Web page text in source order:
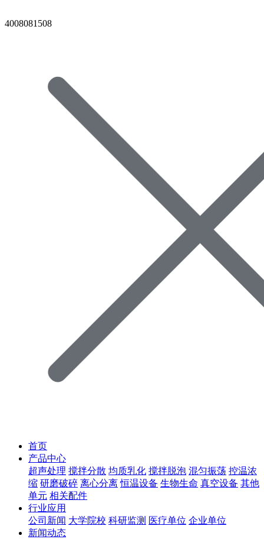
4008081508
首页
产品中心
超声处理 搅拌分散 均质乳化 搅拌脱泡 混匀振荡 控温浓
缩 研磨破碎 离心分离 恒温设备 生物生命 真空设备 其他
单元 相关配件
行业应用
公司新闻 大学院校 科研监测 医疗单位 企业单位
新闻动态